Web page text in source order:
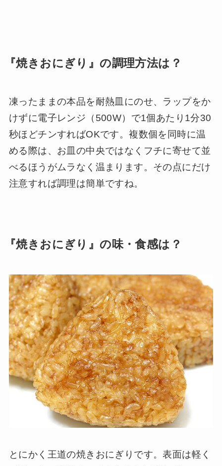
『焼きおにぎり』の調理方法は？
凍ったままの本品を耐熱皿にのせ、ラップをか
けずに電子レンジ（500W）で1個あたり1分30
秒ほどチンすればOKです。複数個を同時に温
める際は、お皿の中央ではなくフチに寄せて並
べるほうがムラなく温まります。その点にだけ
注意すれば調理は簡単ですね。
『焼きおにぎり』の味・食感は？
とにかく王道の焼きおにぎりです。表面は軽く